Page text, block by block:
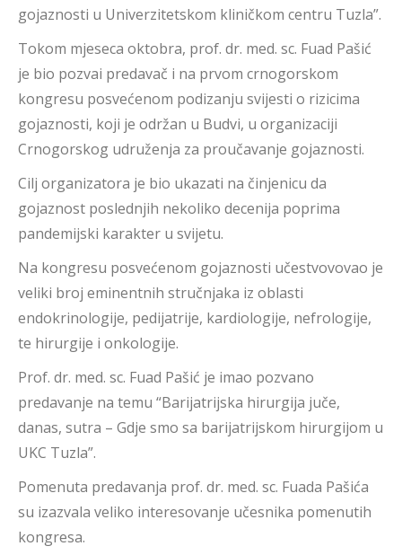
gojaznosti u Univerzitetskom kliničkom centru Tuzla”.
Tokom mjeseca oktobra, prof. dr. med. sc. Fuad Pašić
je bio pozvai predavač i na prvom crnogorskom
kongresu posvećenom podizanju svijesti o rizicima
gojaznosti, koji je održan u Budvi, u organizaciji
Crnogorskog udruženja za proučavanje gojaznosti.
Cilj organizatora je bio ukazati na činjenicu da
gojaznost poslednjih nekoliko decenija poprima
pandemijski karakter u svijetu.
Na kongresu posvećenom gojaznosti učestvovovao je
veliki broj eminentnih stručnjaka iz oblasti
endokrinologije, pedijatrije, kardiologije, nefrologije,
te hirurgije i onkologije.
Prof. dr. med. sc. Fuad Pašić je imao pozvano
predavanje na temu “Barijatrijska hirurgija juče,
danas, sutra – Gdje smo sa barijatrijskom hirurgijom u
UKC Tuzla”.
Pomenuta predavanja prof. dr. med. sc. Fuada Pašića
su izazvala veliko interesovanje učesnika pomenutih
kongresa.